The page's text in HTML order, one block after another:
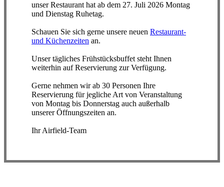
unser Restaurant hat ab dem 27. Juli 2026 Montag
und Dienstag Ruhetag.
Schauen Sie sich gerne unsere neuen Restaurant-
und Küchenzeiten an.
Unser tägliches Frühstücksbuffet steht Ihnen
weiterhin auf Reservierung zur Verfügung.
Gerne nehmen wir ab 30 Personen Ihre
Reservierung für jegliche Art von Veranstaltung
von Montag bis Donnerstag auch außerhalb
unserer Öffnungszeiten an.
Ihr Airfield-Team